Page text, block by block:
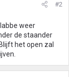
#2
weer
de staander
het open zal